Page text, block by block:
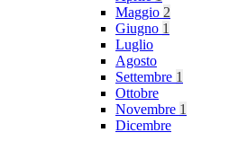
Maggio 2
Giugno 1
Luglio
Agosto
Settembre 1
Ottobre
Novembre 1
Dicembre